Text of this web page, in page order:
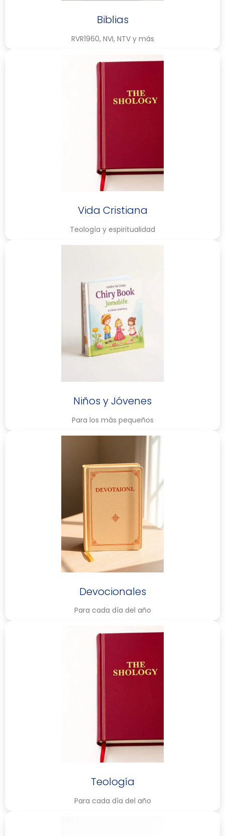
Biblias
RVR1960, NVI, NTV y más
Vida Cristiana
Teología y espiritualidad
Niños y Jóvenes
Para los más pequeños
Devocionales
Para cada día del año
Teología
Para cada día del año